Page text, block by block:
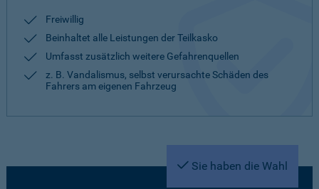
Freiwillig
Beinhaltet alle Leistungen der Teilkasko
Umfasst zusätzlich weitere Gefahrenquellen
z. B. Vandalismus, selbst verursachte Schäden des
Fahrers am eigenen Fahrzeug
Sie haben die Wahl